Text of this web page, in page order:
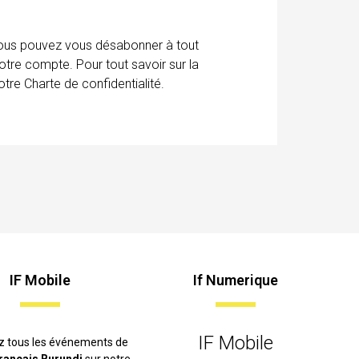
pouvez vous désabonner à tout
compte. Pour tout savoir sur la
Charte de confidentialité.
IF Mobile
tous les événements de
If Numerique
IF Mobile